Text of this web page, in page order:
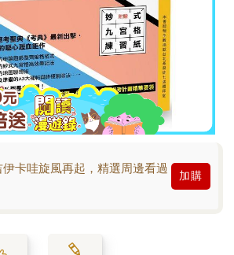
卡哇旋風再起，精選周邊看過
加購